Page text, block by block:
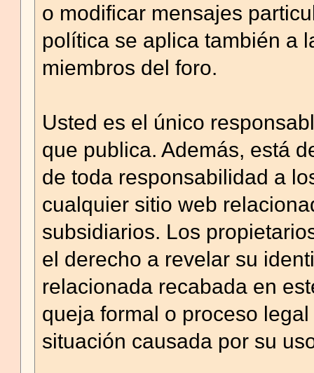
o modificar mensajes
política se aplica también a
miembros del foro.
Usted es el único
que publica. Además, está
de toda responsabilidad a
cualquier sitio web
subsidiarios. Los
el derecho a revelar su
relacionada recabada en
queja formal o proceso
situación causada por su